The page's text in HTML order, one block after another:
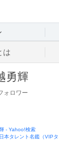
は
勇輝
ォロワー
- Yahoo!検索
本タレント名鑑（VIPタ